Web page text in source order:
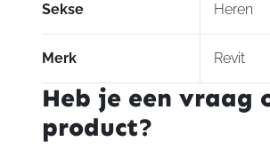
Sekse Heren
Merk Revit
Heb je een vraag
product?